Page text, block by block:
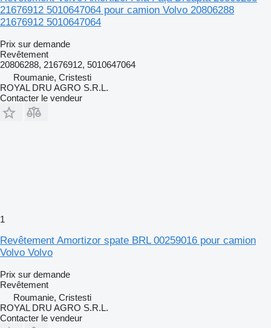
21676912 5010647064 pour camion Volvo 20806288
21676912 5010647064
Prix sur demande
Revêtement
20806288, 21676912, 5010647064
Roumanie, Cristesti
ROYAL DRU AGRO S.R.L.
Contacter le vendeur
1
Revêtement Amortizor spate BRL 00259016 pour camion
Volvo Volvo
Prix sur demande
Revêtement
Roumanie, Cristesti
ROYAL DRU AGRO S.R.L.
Contacter le vendeur